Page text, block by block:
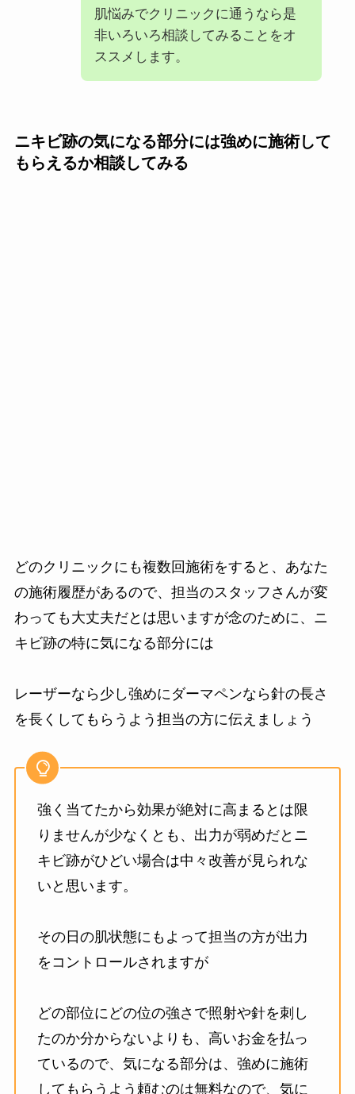
肌悩みでクリニックに通うなら是
非いろいろ相談してみることをオ
ススメします。
ニキビ跡の気になる部分には強めに施術して
もらえるか相談してみる
どのクリニックにも複数回施術をすると、あなた
の施術履歴があるので、担当のスタッフさんが変
わっても大丈夫だとは思いますが念のために、ニ
キビ跡の特に気になる部分には
レーザーなら少し強めにダーマペンなら針の長さ
を長くしてもらうよう担当の方に伝えましょう
強く当てたから効果が絶対に高まるとは限
りませんが少なくとも、出力が弱めだとニ
キビ跡がひどい場合は中々改善が見られな
いと思います。
その日の肌状態にもよって担当の方が出力
をコントロールされますが
どの部位にどの位の強さで照射や針を刺し
たのか分からないよりも、高いお金を払っ
ているので、気になる部分は、強めに施術
してもらうよう頼むのは無料なので、気に